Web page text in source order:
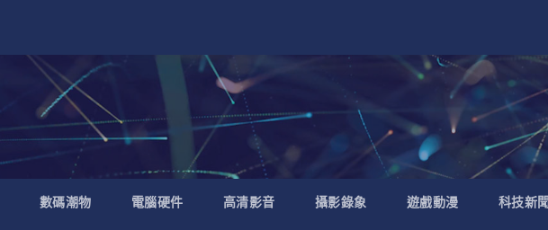
數碼潮物 電腦硬件 高清影音 攝影錄象 遊戲動漫 科技新